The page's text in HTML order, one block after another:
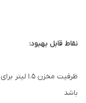
نقاط قابل بهبود:
ظرفیت
باشد